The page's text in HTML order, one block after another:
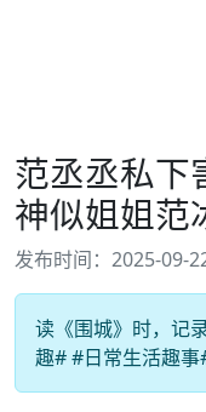
范丞丞私下
神似姐姐范
发布时间：2025-09-
读《围城》时，记
趣# #日常生活趣